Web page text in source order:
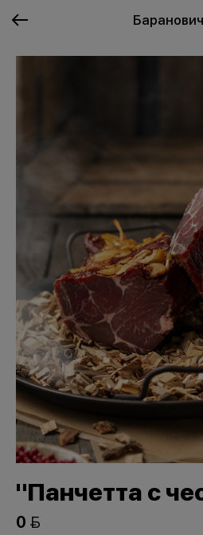
"Панчетта с
0 